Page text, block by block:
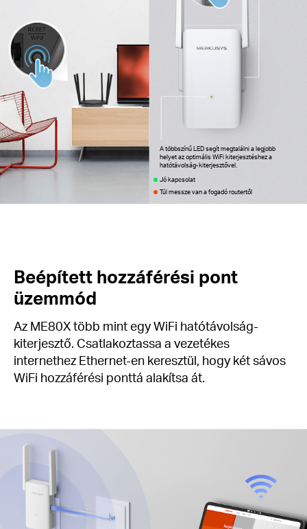
A többszínű LED segít megtalálni a legjobb
helyet az optimális WiFi kiterjesztéshez a
hatótávolság-kiterjesztővel.
Jó kapcsolat
Túl messze van a fogadó routertől
Beépített hozzáférési pont
üzemmód
Az ME80X több mint egy WiFi hatótávolság-
kiterjesztő. Csatlakoztassa a vezetékes
internethez Ethernet-en keresztül, hogy két sávos
WiFi hozzáférési ponttá alakítsa át.